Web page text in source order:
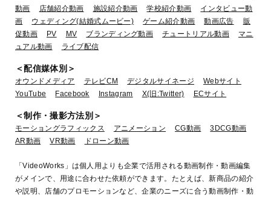
動画
店舗紹介動画 施設紹介動画 学校紹介動画
インタビュー動
画
ウェディング(結婚式ムービー) ゲーム紹介動画 動画広告
販
促動画
PV MV ブランディング動画 チュートリアル動画
マニ
ュアル動画
ライブ配信
＜配信媒体別＞
オウンドメディア テレビCM デジタルサイネージ
Webサイト
YouTube
Facebook Instagram X(旧:Twitter) ECサイト
＜制作・撮影方法別＞
モーショングラフィックス アニメーション CG動画
3DCG動画
AR動画
VR動画 ドローン動画
「VideoWorks」は個人用よりも企業で活用される動画制作・動画編集
がメインで、用途に合わせた依頼ができます。たとえば、新商品の紹介
や説明、店舗のプロモーションなど、企業のニーズに合う動画制作・動